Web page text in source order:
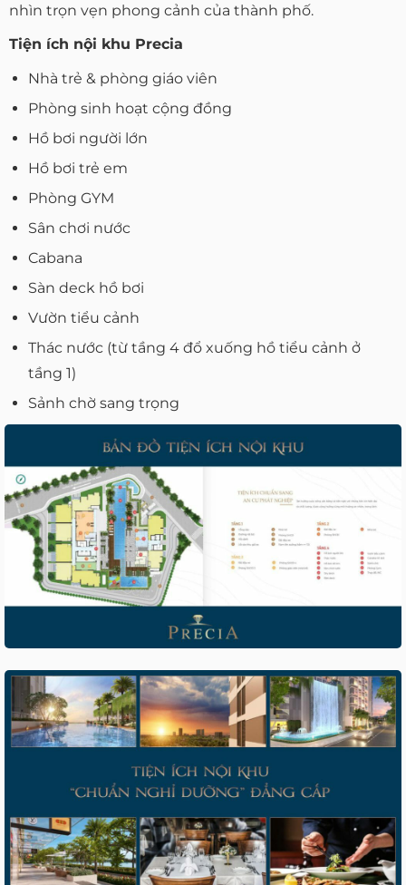
nhìn trọn vẹn phong cảnh của thành phố.
Tiện ích nội khu Precia
Nhà trẻ & phòng giáo viên
Phòng sinh hoạt cộng đồng
Hồ bơi người lớn
Hồ bơi trẻ em
Phòng GYM
Sân chơi nước
Cabana
Sàn deck hồ bơi
Vườn tiểu cảnh
Thác nước (từ tầng 4 đổ xuống hồ tiểu cảnh ở
tầng 1)
Sảnh chờ sang trọng